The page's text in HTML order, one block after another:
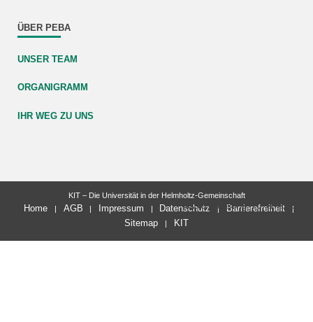
ÜBER PEBA
UNSER TEAM
ORGANIGRAMM
IHR WEG ZU UNS
letzte Änderung: 20.11.2025
KIT – Die Universität in der Helmholtz-Gemeinschaft
Home AGB Impressum Datenschutz
Barrierefreiheit
Sitemap
KIT